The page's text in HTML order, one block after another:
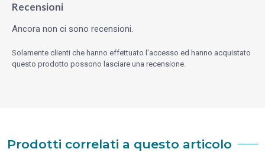
Recensioni
Ancora non ci sono recensioni.
Solamente clienti che hanno effettuato l'accesso ed hanno acquistato
questo prodotto possono lasciare una recensione.
Prodotti correlati a questo articolo